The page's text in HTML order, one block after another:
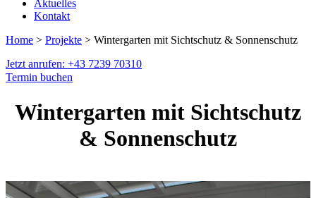
Aktuelles
Kontakt
Home > Projekte > Wintergarten mit Sichtschutz & Sonnenschutz
Jetzt anrufen: +43 7239 70310
Termin buchen
Wintergarten mit Sichtschutz
& Sonnenschutz